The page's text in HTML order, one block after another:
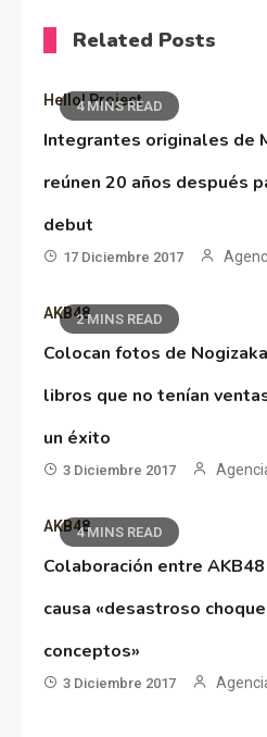
Related Posts
4 MINS READ
Hello! Project
Integrantes originales de
reúnen 20 años después
debut
17 Diciembre 2017
2 MINS READ
AKB48
Colocan fotos de
libros que no tenían
un éxito
3 Diciembre 2017
4 MINS READ
AKB48
Colaboración entre
causa «desastroso
conceptos»
3 Diciembre 2017